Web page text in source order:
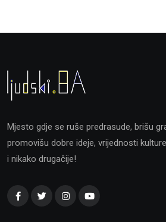
Mjesto gdje se ruše predrasude, brišu
promovišu dobre ideje, vrijednosti
i nikako drugačije!